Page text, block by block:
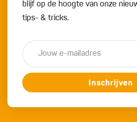
blijf op de hoogte van onze
tips- & tricks.
Inschrijven